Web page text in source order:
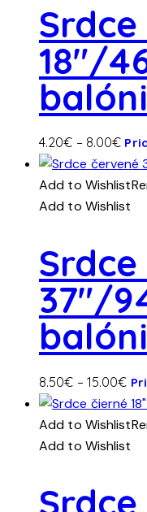
18″/
4.20€ – 8.00€
Add to Wishlist
Add to Wishlist
37″/
8.50€ – 15.00€
Add to Wishlist
Add to Wishlist